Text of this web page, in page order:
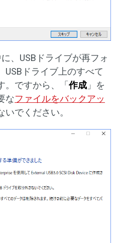
、USBドライブが再フォ
USBドライブ上のすべて
。ですから、「作成 」を
なファイルをバックアッ
でください。